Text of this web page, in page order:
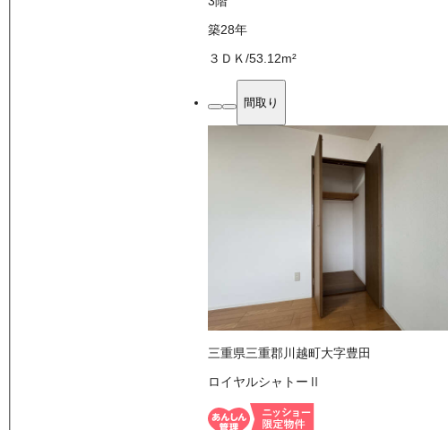
築28年
３ＤＫ/53.12m²
間取り
三重県三重郡川越町大字豊田
ロイヤルシャトーⅡ